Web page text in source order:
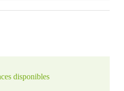
disponibles